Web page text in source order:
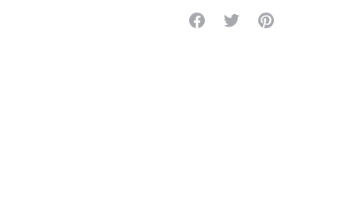
Share on Facebook
Share on Twitter
Share on